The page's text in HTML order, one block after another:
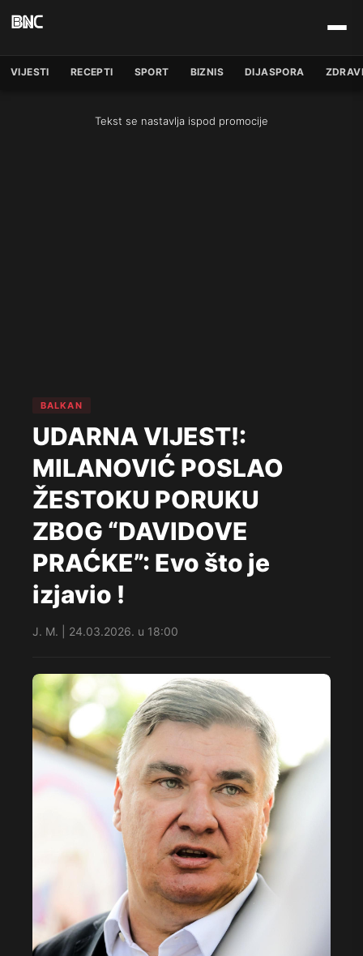
VIJESTI RECEPTI SPORT BIZNIS DIJASPORA
Tekst se nastavlja ispod promocije
BALKAN
UDARNA VIJEST!:
MILANOVIĆ POSLAO
ŽESTOKU PORUKU
ZBOG “DAVIDOVE
PRAĆKE”: Evo što je
izjavio !
J. M. | 24.03.2026. u 18:00